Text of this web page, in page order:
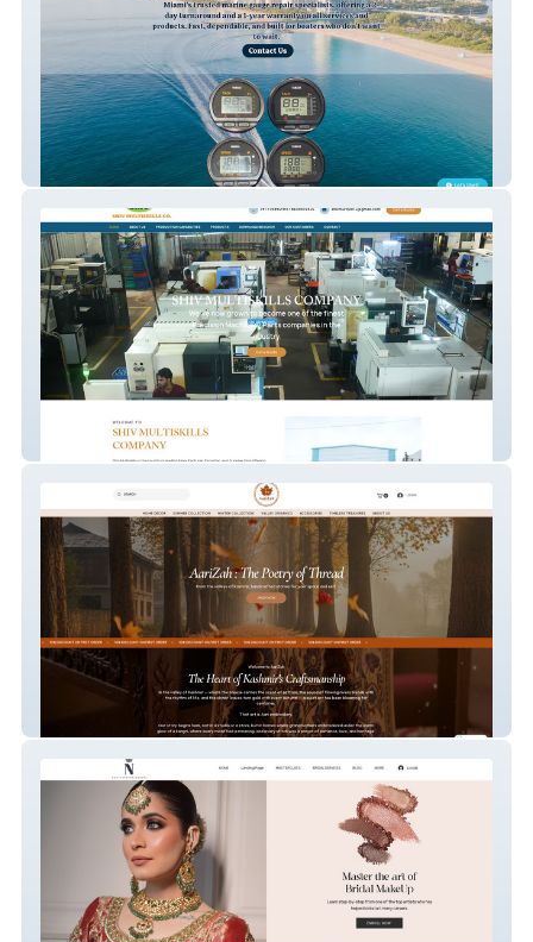
Quikflip Enterpris 1
Shiv Multiskills Com